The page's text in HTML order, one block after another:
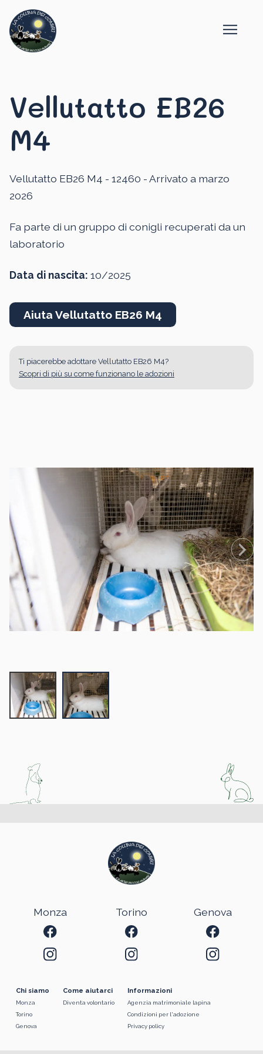
Vellutatto EB26
M4
Vellutatto EB26 M4 - 12460 - Arrivato a marzo
2026
Fa parte di un gruppo di conigli recuperati da un
laboratorio
Data di nascita: 10/2025
Aiuta Vellutatto EB26 M4
Ti piacerebbe adottare Vellutatto EB26 M4?
Scopri di più su come funzionano le adozioni
Monza Torino Genova
Chi siamo
Monza
Torino
Genova
Come aiutarci
Diventa volontario
Informazioni
Agenzia matrimoniale lapina
Condizioni per l'adozione
Privacy policy